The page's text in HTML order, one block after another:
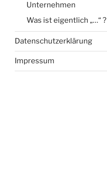
Unternehmen
Was ist eigentlich „…“ ?
Datenschutzerklärung
Impressum